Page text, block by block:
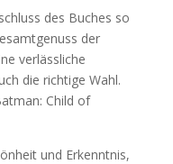
des Buches so
der
verlässliche
die richtige Wahl.
Child of
und Erkenntnis,